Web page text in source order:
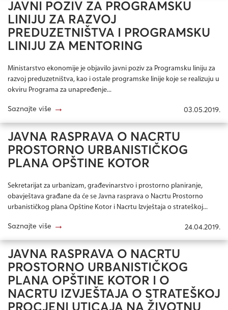
JAVNI POZIV ZA PROGRAMSKU
LINIJU ZA RAZVOJ
PREDUZETNIŠTVA I PROGRAMSKU
LINIJU ZA MENTORING
Ministarstvo ekonomije je objavilo javni poziv za Programsku liniju za
razvoj preduzetništva, kao i ostale programske linije koje se realizuju u
okviru Programa za unapređenje...
Saznajte više → 03.05.2019.
JAVNA RASPRAVA O NACRTU
PROSTORNO URBANISTIČKOG
PLANA OPŠTINE KOTOR
Sekretarijat za urbanizam, građevinarstvo i prostorno planiranje,
obavještava građane da će se Javna rasprava o Nacrtu Prostorno
urbanističkog plana Opštine Kotor i Nacrtu Izvještaja o strateškoj...
Saznajte više → 24.04.2019.
JAVNA RASPRAVA O NACRTU
PROSTORNO URBANISTIČKOG
PLANA OPŠTINE KOTOR I O
NACRTU IZVJEŠTAJA O STRATEŠKOJ